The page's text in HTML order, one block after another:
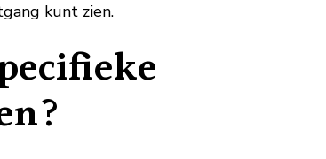
kunt zien.